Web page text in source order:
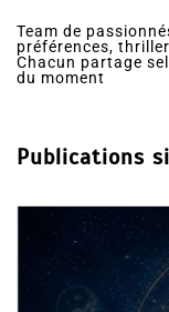
Team de
préférences,
Chacun partage
du moment
Publications